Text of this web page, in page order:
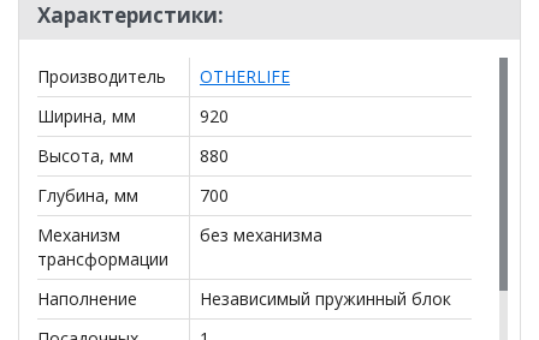
**Цены на официальном сайте
действительны только для интернет-магазинаи
могут отличаться от цен в розничных магазинах-
салонах сети!
Характеристики:
Производитель
OTHERLIFE
Ширина, мм
920
Высота, мм
880
Глубина, мм
700
Механизм
трансформации
без механизма
Наполнение
Независимый пружинный блок